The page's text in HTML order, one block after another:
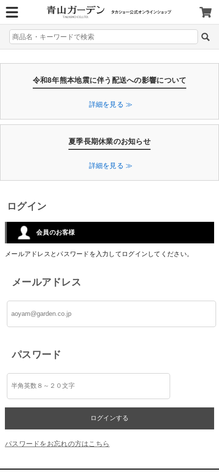
令和8年熊本地震に伴う配送への影響について
詳細を見る ≫
夏季長期休業のお知らせ
詳細を見る ≫
ログイン
会員のお客様
メールアドレスとパスワードを入力してログインしてください。
メールアドレス
パスワード
パスワードをお忘れの方はこちら